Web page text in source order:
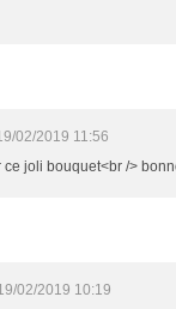
02/2019 11:56
ce joli bouquet<br />
02/2019 10:19